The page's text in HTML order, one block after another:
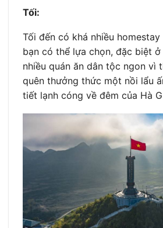
Tối:
Tối đến có khá nhiều
bạn có thể lựa chọn, đặc biệt
nhiều quán ăn dân tộc ngon vì
quên thưởng thức một nồi lẩu
tiết lạnh cóng về đêm của Hà